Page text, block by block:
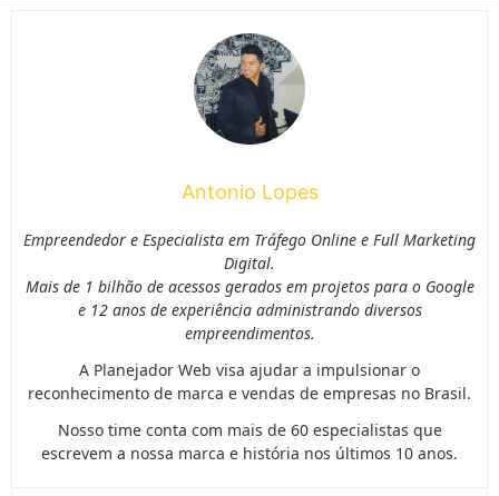
Antonio Lopes
Empreendedor e Especialista em Tráfego Online e Full Marketing
Digital.
Mais de 1 bilhão de acessos gerados em projetos para o Google
e 12 anos de experiência administrando diversos
empreendimentos.
A Planejador Web visa ajudar a impulsionar o
reconhecimento de marca e vendas de empresas no Brasil.
Nosso time conta com mais de 60 especialistas que
escrevem a nossa marca e história nos últimos 10 anos.